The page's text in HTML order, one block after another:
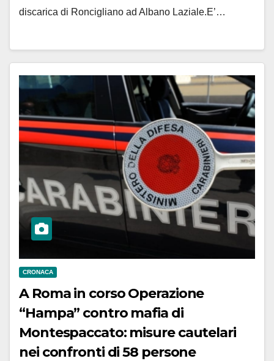
discarica di Roncigliano ad Albano Laziale.E’…
CRONACA
A Roma in corso Operazione
“Hampa” contro mafia di
Montespaccato: misure cautelari
nei confronti di 58 persone